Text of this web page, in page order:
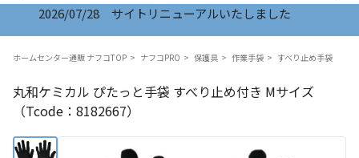
2026/07/28 サイトリニューアルいたしました
ホームセンター通販 ナフコTOP ナフコPRO 保護具 作業手袋 すべり止め手袋
丸和ケミカル ぴたっと手袋 すべり止め付き Mサイズ
（Tcode：8182667）